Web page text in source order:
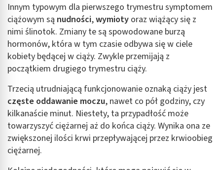
Innym typowym dla pierwszego trymestru symptomem
ciążowym są nudności,wymioty oraz wiążący się z
nimi ślinotok. Zmiany te są spowodowane burzą
hormonów, która w tym czasie odbywa się w ciele
kobiety będącej w ciąży. Zwykle przemijają z
początkiem drugiego trymestru ciąży.
Trzecią utrudniającą funkcjonowanie oznaką ciąży jest
częste oddawanie moczu, nawet co pół godziny, czy
kilkanaście minut. Niestety, ta przypadłość może
towarzyszyć ciężarnej aż do końca ciąży. Wynika ona ze
zwiększonej ilości krwi przepływającej przez krwioobieg
ciężarnej.